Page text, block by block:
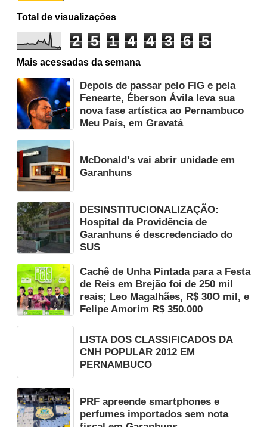
Total de visualizações
2 5 1 4 4 3 6 5
Mais acessadas da semana
Depois de passar pelo FIG e pela
Fenearte, Éberson Ávila leva sua
nova fase artística ao Pernambuco
Meu País, em Gravatá
McDonald's vai abrir unidade em
Garanhuns
DESINSTITUCIONALIZAÇÃO:
Hospital da Providência de
Garanhuns é descredenciado do
SUS
Cachê de Unha Pintada para a Festa
de Reis em Brejão foi de 250 mil
reais; Leo Magalhães, R$ 30O mil, e
Felipe Amorim R$ 350.000
LISTA DOS CLASSIFICADOS DA
CNH POPULAR 2012 EM
PERNAMBUCO
PRF apreende smartphones e
perfumes importados sem nota